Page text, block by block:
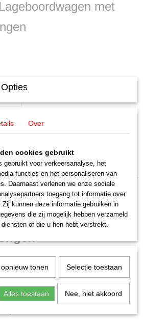
met
Lageboordwagen met
Bahn AG (DB Cargo). Europees
Uitvoering met stalen boordwanden,
Metalen inleg voor goede
uitvoering van de vloer. Veel gemonteerde
cm.
Over
cookies gebruikt
gebruikt voor verkeersanalyse, het
functies en het personaliseren van
Daarnaast verlenen we onze sociale
toegang tot informatie over
kunnen deze informatie gebruiken in
die zij mogelijk hebben verzameld
of die u hen hebt verstrekt.
tonen Selectie toestaan
Alles toestaan Nee, niet akkoord